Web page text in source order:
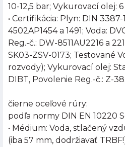
10-12,5 bar; Vykurovací olej: 6
• Certifikácia: Plyn: DIN 3387-
4502AP1454 a 1491; Voda:
Reg.-č.: DW-8511AU2216 a
SK03-ZSV-0173; Testované
rozvody); Vykurovací olej:
DIBT, Povolenie Reg.-č.: Z-
čierne oceľové rúry:
podľa normy DIN EN 10220
• Médium: Voda, stlačený
(iba 57 mm, dodržiavať